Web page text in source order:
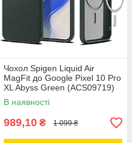
Чохол Spigen Liquid Air
MagFit до Google Pixel 10 Pro
XL Abyss Green (ACS09719)
В наявності
989,10 ₴ 1 099 ₴